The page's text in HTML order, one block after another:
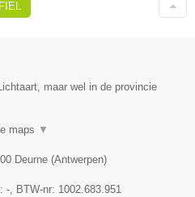
maar wel in de provincie
maps ▼
Deurne (Antwerpen)
-, BTW-nr: 1002.683.951